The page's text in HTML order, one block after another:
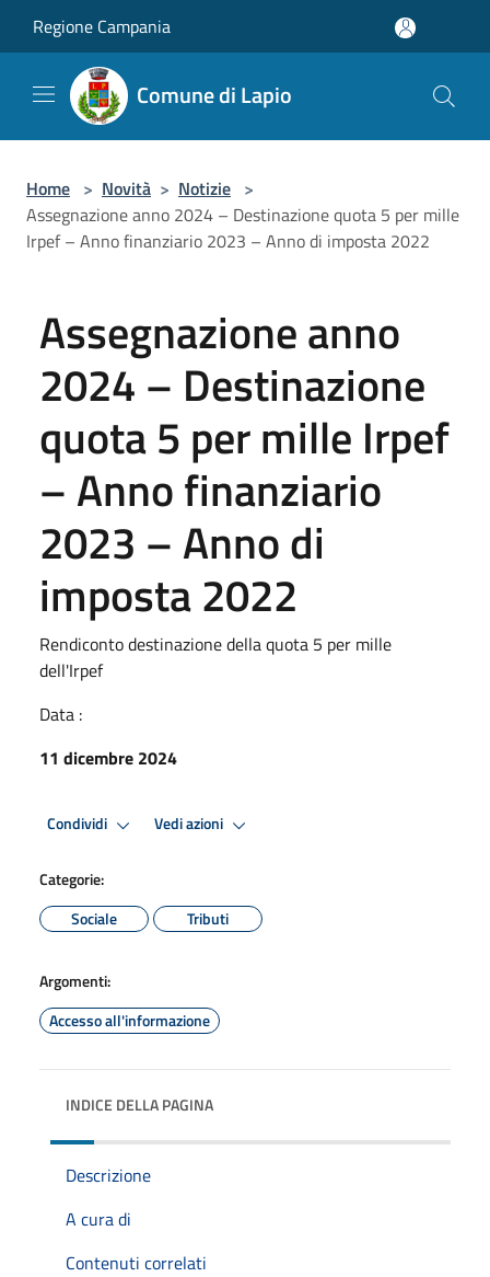
Regione Campania
Comune di Lapio
Home > Novità > Notizie >
Assegnazione anno 2024 – Destinazione quota 5 per mille
Irpef – Anno finanziario 2023 – Anno di imposta 2022
Assegnazione anno
2024 – Destinazione
quota 5 per mille Irpef
– Anno finanziario
2023 – Anno di
imposta 2022
Rendiconto destinazione della quota 5 per mille
dell'Irpef
Data :
11 dicembre 2024
Condividi Vedi azioni
Categorie:
Sociale
Tributi
Argomenti:
Accesso all'informazione
INDICE DELLA PAGINA
Descrizione
A cura di
Contenuti correlati